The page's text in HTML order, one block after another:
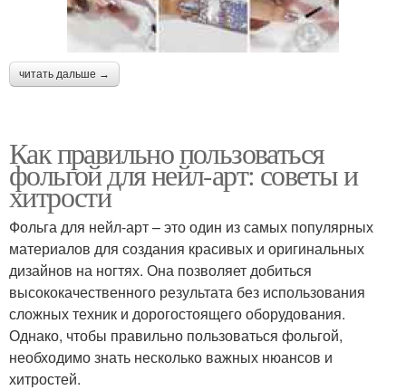
читать дальше →
Как правильно пользоваться
фольгой для нейл-арт: советы и
хитрости
Фольга для нейл-арт – это один из самых популярных
материалов для создания красивых и оригинальных
дизайнов на ногтях. Она позволяет добиться
высококачественного результата без использования
сложных техник и дорогостоящего оборудования.
Однако, чтобы правильно пользоваться фольгой,
необходимо знать несколько важных нюансов и
хитростей.